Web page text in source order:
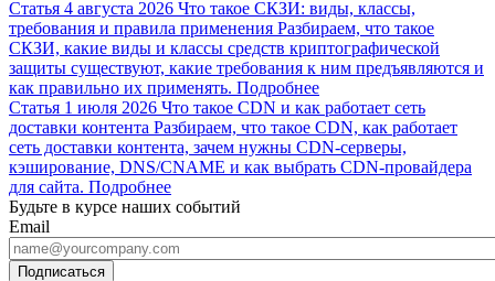
Статья 4 августа 2026 Что такое СКЗИ: виды, классы,
требования и правила применения Разбираем, что такое
СКЗИ, какие виды и классы средств криптографической
защиты существуют, какие требования к ним предъявляются и
как правильно их применять. Подробнее
Статья 1 июля 2026 Что такое CDN и как работает сеть
доставки контента Разбираем, что такое CDN, как работает
сеть доставки контента, зачем нужны CDN-серверы,
кэширование, DNS/CNAME и как выбрать CDN-провайдера
для сайта. Подробнее
Будьте в курсе наших событий
Email